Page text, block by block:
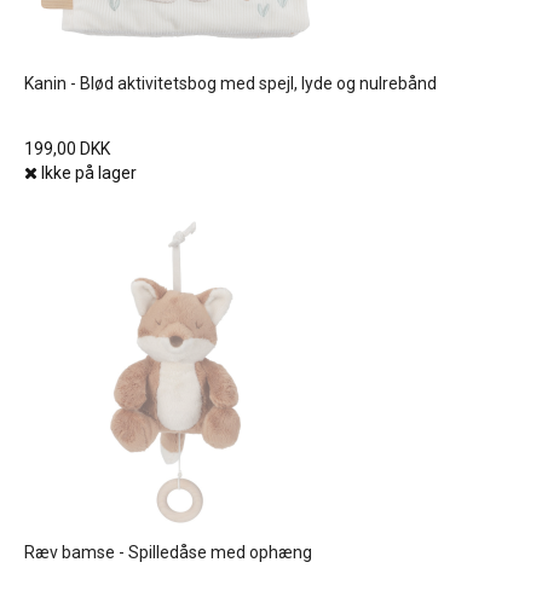
Kanin - Blød aktivitetsbog med spejl, lyde og nulrebånd
199,00 DKK
Ikke på lager
Ræv bamse - Spilledåse med ophæng